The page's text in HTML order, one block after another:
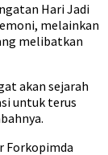
Hari Jadi
melainkan
melibatkan
akan sejarah
untuk terus
Forkopimda